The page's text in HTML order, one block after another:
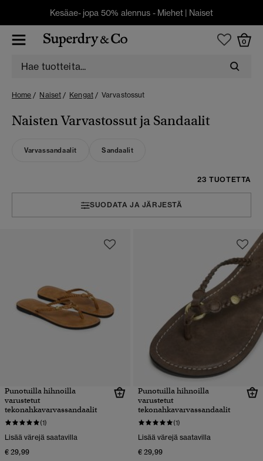
Kesäae- jopa 50% alennus - Miehet | Naiset
0
Home Naiset Kengat Varvastossut
Naisten Varvastossut ja Sandaalit
Varvassandaalit Sandaalit
23 TUOTETTA
SUODATA JA JÄRJESTÄ
Punotuilla hihnoilla
varustetut
tekonahkavarvassandaalit
(1)
Lisää värejä saatavilla
€ 29,99
Punotuilla hihnoilla
varustetut
tekonahkavarvassandaalit
(1)
Lisää värejä saatavilla
€ 29,99